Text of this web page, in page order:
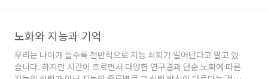
노화와 지능과 기억
우리는 나이가 들수록 전반적으로 지능 쇠퇴가 일어난다고 알고 있
습니다. 하지만 시간이 흐르면서 다양한 연구결과 단순 노화에 따른